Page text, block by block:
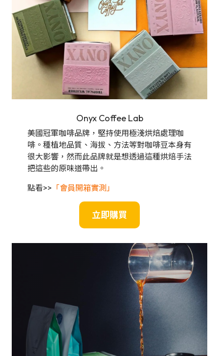
Onyx Coffee Lab
美國冠軍咖啡品牌，堅持使用極淺烘焙處理咖
啡。種植地品質、海拔、方法等對咖啡豆本身有
很大影響，然而此品牌就是想透過這種烘焙手法
把這些的原味道帶出。
點看>> 「會員開箱實測」
立即購買